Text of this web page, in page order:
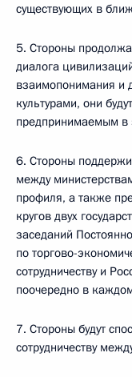
существующих в
5. Стороны
диалога
взаимопонимания и
культурами, они
предпринимаемым в
6. Стороны
между
профиля, а также
кругов двух
заседаний
по торгово-
сотрудничеству и
поочередно в
7. Стороны будут
сотрудничеству